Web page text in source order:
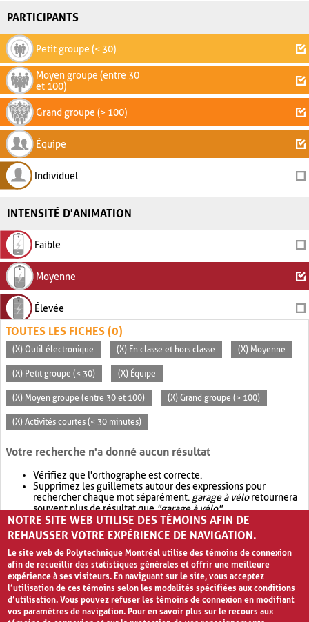
PARTICIPANTS
Petit groupe (< 30)
Moyen groupe (entre 30
et 100)
Grand groupe (> 100)
Équipe
Individuel
INTENSITÉ D'ANIMATION
Faible
Moyenne
Élevée
TOUTES LES FICHES (0)
(X) Outil électronique (X) En classe et hors classe (X) Moyenne
(X) Petit groupe (< 30) (X) Équipe
(X) Moyen groupe (entre 30 et 100) (X) Grand groupe (> 100)
(X) Activités courtes (< 30 minutes)
Votre recherche n'a donné aucun résultat
Vérifiez que l'orthographe est correcte.
Supprimez les guillemets autour des expressions pour
rechercher chaque mot séparément. garage à véloretournera
souvent plus de résultat que"garage à vélo".
Envisagez d'élargir votre recherche avec OR.garage OR vélo
retournera souvent plus de résultat quegarage à vélo
NOTRE SITE WEB UTILISE DES TÉMOINS AFIN DE
REHAUSSER VOTRE EXPÉRIENCE DE NAVIGATION.
Le site web de Polytechnique Montréal utilise des témoins de connexion
afin de recueillir des statistiques générales et offrir une meilleure
expérience à ses visiteurs. En naviguant sur le site, vous acceptez
l’utilisation de ces témoins selon les modalités spécifiées aux conditions
d’utilisation. Vous pouvez refuser les témoins de connexion en modifiant
vos paramètres de navigation. Pour en savoir plus sur le recours aux